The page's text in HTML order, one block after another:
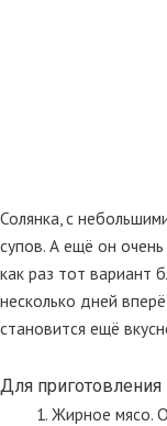
Солянка, с
супов. А ещё он
как раз тот вариант
несколько дней
становится ещё
Для приготовления
Жирное мясо.